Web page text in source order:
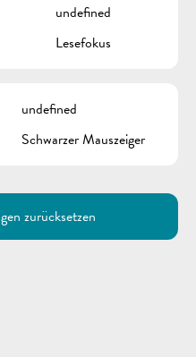
undefined
Lesefokus
undefined
Schwarzer Mauszeiger
zurücksetzen